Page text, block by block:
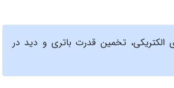
تخمین قدرت باتری و دید در